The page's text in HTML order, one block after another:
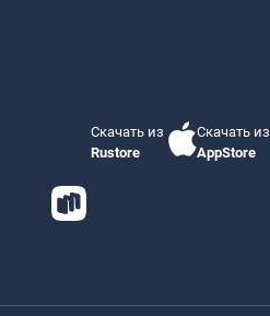
Скачать из
Rustore
Скачать из
AppStore